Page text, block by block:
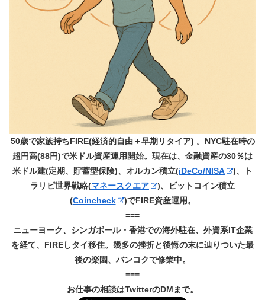
50歳で家族持ちFIRE(経済的自由＋早期リタイア) 。NYC駐在時の
超円高(88円)で米ドル資産運用開始。現在は、金融資産の30％は
米ドル建(定期、貯蓄型保険)、オルカン積立(iDeCo/NISA
)、ト
ラリピ世界戦略(マネースクエア
)、ビットコイン積立
(Coincheck
)でFIRE資産運用。
===
ニューヨーク、シンガポール・香港での海外駐在、外資系IT企業
を経て、FIREしタイ移住。幾多の挫折と後悔の末に辿りついた最
後の楽園、バンコクで修業中。
===
お仕事の相談はTwitterのDMまで。